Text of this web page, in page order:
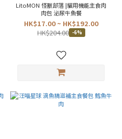
LitoMON 怪獸部落 |貓用機能主食肉
肉包 泌尿牛魚餐
HK$17.00 ~ HK$192.00
HK$204.00 -6%